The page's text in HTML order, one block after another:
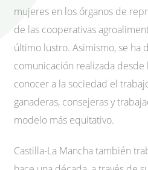
mujeres en los órganos de
de las cooperativas
último lustro. Asimismo, se ha
comunicación realizada
conocer a la sociedad el
ganaderas, consejeras y
modelo más equitativo.
Castilla-La Mancha también